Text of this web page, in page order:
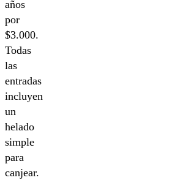
años
por
$3.000.
Todas
las
entradas
incluyen
un
helado
simple
para
canjear.